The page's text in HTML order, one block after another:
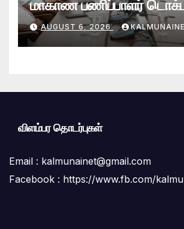
மாகாண பணிப்பாளர்
சரவணபவன் கல்முனை
சுகாதார சேவைகள்
விஜயம்!
AUGUST 6, 2026
விளம்பர தொடர்புகள்
Email : kalmunainet@gmail.com
Facebook : https://www.fb.com/